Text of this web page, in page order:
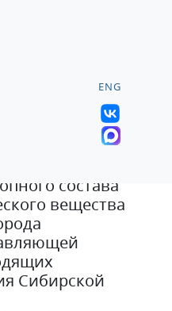
ENG
состава
вещества
Сибирской